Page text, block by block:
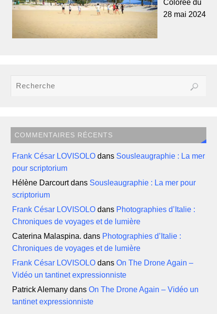
28 mai 2024
COMMENTAIRES RÉCENTS
Frank César LOVISOLO dans Sousleaugraphie : La mer
pour scriptorium
Hélène Darcourtdans Sousleaugraphie : La mer pour
scriptorium
Frank César LOVISOLO dans Photographies d’Italie :
Chroniques de voyages et de lumière
Caterina Malaspina. dans Photographies d’Italie :
Chroniques de voyages et de lumière
Frank César LOVISOLO dansOn The Drone Again –
Vidéo un tantinet expressionniste
Patrick Alemany dansOn The Drone Again – Vidéo un
tantinet expressionniste